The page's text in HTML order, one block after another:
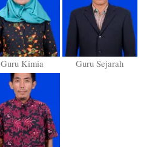
Guru Kimia Guru Sejarah